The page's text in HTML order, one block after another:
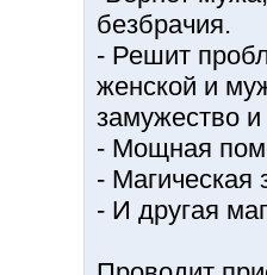
безбрачия.
- Решит
женской и
замужество и
- Мощная
- Магическая
- И другая